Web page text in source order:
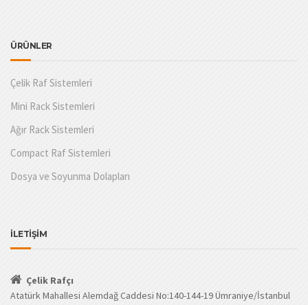
ÜRÜNLER
Çelik Raf Sistemleri
Mini Rack Sistemleri
Ağır Rack Sistemleri
Compact Raf Sistemleri
Dosya ve Soyunma Dolapları
İLETİŞİM
Çelik Rafçı
Atatürk Mahallesi Alemdağ Caddesi No:140-144-19 Ümraniye/İstanbul